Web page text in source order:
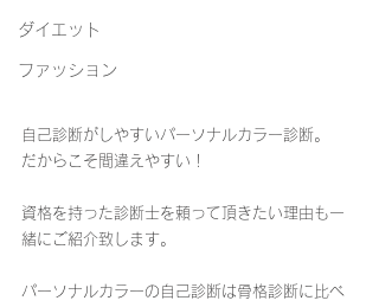
ダイエット
ファッション
自己診断がしやすいパーソナルカラー診断。
だからこそ間違えやすい！
資格を持った診断士を頼って頂きたい理由も一
緒にご紹介致します。
パーソナルカラーの自己診断は骨格診断に比べ